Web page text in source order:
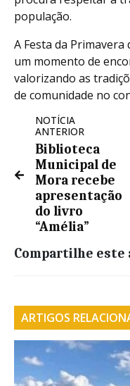
população.
A Festa da
um momento de
valorizando as
de comunidade no
NOTÍCIA
ANTERIOR
Biblioteca
Municipal de
Mora recebe
apresentação
do livro
“Amélia”
Compartilhe este
ARTIGOS